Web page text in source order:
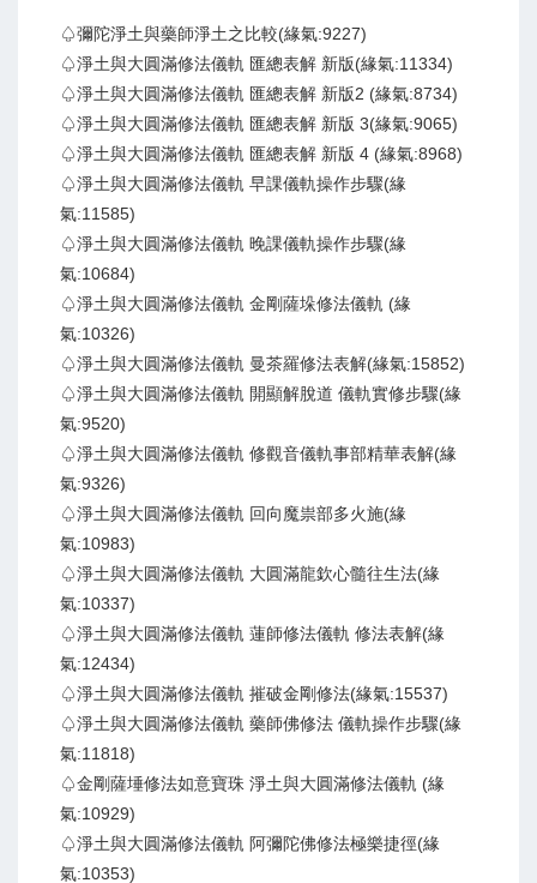
♤彌陀淨土與藥師淨土之比較(緣氣:9227)
♤淨土與大圓滿修法儀軌 匯總表解 新版(緣氣:11334)
♤淨土與大圓滿修法儀軌 匯總表解 新版2 (緣氣:8734)
♤淨土與大圓滿修法儀軌 匯總表解 新版 3(緣氣:9065)
♤淨土與大圓滿修法儀軌 匯總表解 新版 4 (緣氣:8968)
♤淨土與大圓滿修法儀軌 早課儀軌操作步驟(緣
氣:11585)
♤淨土與大圓滿修法儀軌 晚課儀軌操作步驟(緣
氣:10684)
♤淨土與大圓滿修法儀軌 金剛薩垛修法儀軌 (緣
氣:10326)
♤淨土與大圓滿修法儀軌 曼茶羅修法表解(緣氣:15852)
♤淨土與大圓滿修法儀軌 開顯解脫道 儀軌實修步驟(緣
氣:9520)
♤淨土與大圓滿修法儀軌 修觀音儀軌事部精華表解(緣
氣:9326)
♤淨土與大圓滿修法儀軌 回向魔祟部多火施(緣
氣:10983)
♤淨土與大圓滿修法儀軌 大圓滿龍欽心髓往生法(緣
氣:10337)
♤淨土與大圓滿修法儀軌 蓮師修法儀軌 修法表解(緣
氣:12434)
♤淨土與大圓滿修法儀軌 摧破金剛修法(緣氣:15537)
♤淨土與大圓滿修法儀軌 藥師佛修法 儀軌操作步驟(緣
氣:11818)
♤金剛薩埵修法如意寶珠 淨土與大圓滿修法儀軌 (緣
氣:10929)
♤淨土與大圓滿修法儀軌 阿彌陀佛修法極樂捷徑(緣
氣:10353)